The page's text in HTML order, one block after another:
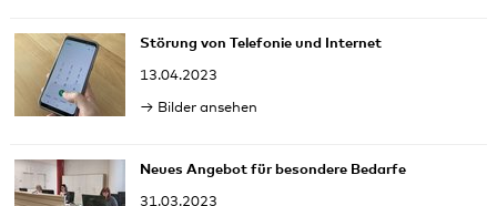
Störung von Telefonie und Internet
13.04.2023
Bilder ansehen
Neues Angebot für besondere Bedarfe
31.03.2023